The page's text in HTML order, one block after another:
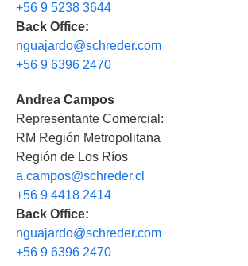
+56 9 5238 3644
Back Office:
nguajardo@schreder.com
+56 9 6396 2470
Andrea Campos
Representante Comercial:
RM Región Metropolitana
Región de Los Ríos
a.campos@schreder.cl
+56 9 4418 2414
Back Office:
nguajardo@schreder.com
+56 9 6396 2470